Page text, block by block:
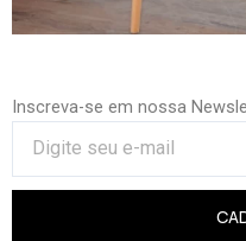
Inscreva-se em nossa